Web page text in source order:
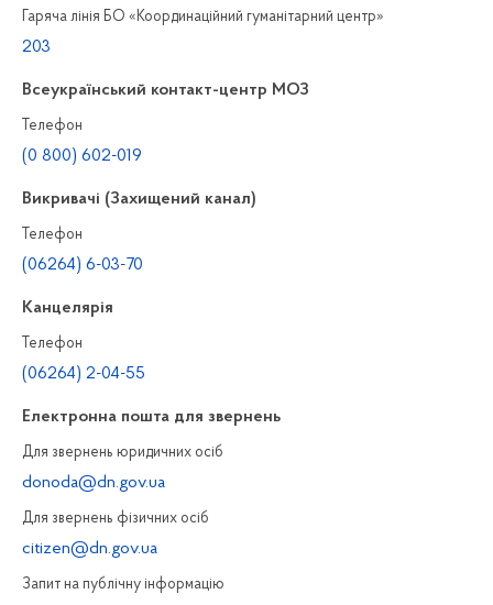
Гаряча лінія БО «Координаційний гуманітарний центр»
203
Всеукраїнський контакт-центр МОЗ
Телефон
(0 800) 602-019
Викривачі (Захищений канал)
Телефон
(06264) 6-03-70
Канцелярiя
Телефон
(06264) 2-04-55
Електронна пошта для звернень
Для звернень юридичних осiб
donoda@dn.gov.ua
Для звернень фізичних осiб
citizen@dn.gov.ua
Запит на публiчну інформацiю